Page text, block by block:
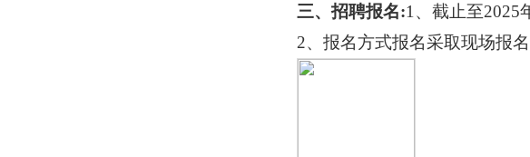
三、招聘报名:1、截止至2025
2、报名方式报名采取现场报